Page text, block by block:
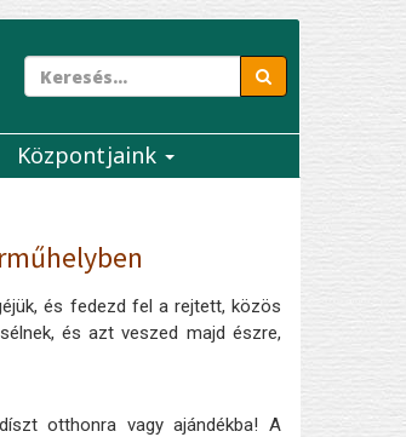
Központjaink
és fedezd fel a rejtett, közös
és azt veszed majd észre,
otthonra vagy ajándékba! A